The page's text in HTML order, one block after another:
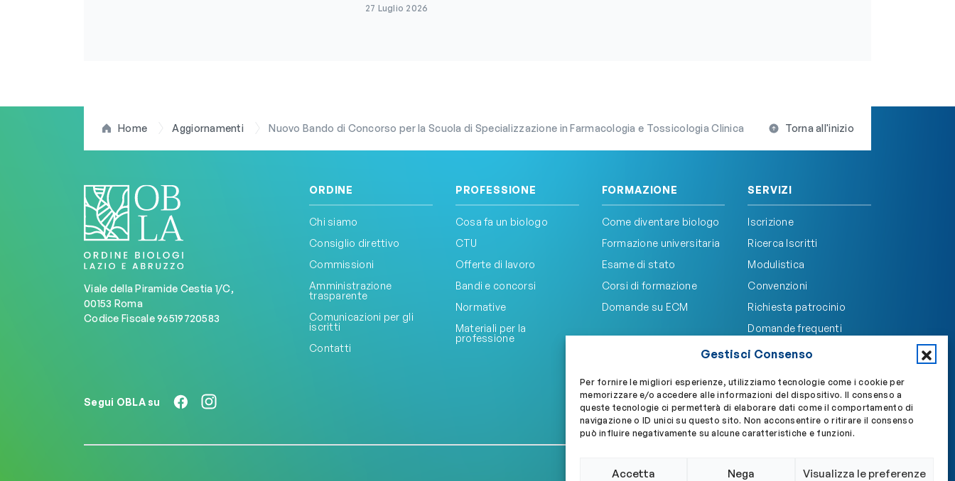
Gestisci Consenso
Per fornire le migliori esperienze, utilizziamo tecnologie come i cookie per
memorizzare e/o accedere alle informazioni del dispositivo. Il consenso a
queste tecnologie ci permetterà di elaborare dati come il comportamento di
navigazione o ID unici su questo sito. Non acconsentire o ritirare il consenso
può influire negativamente su alcune caratteristiche e funzioni.
Accetta Nega Visualizza le preferenze
27 Luglio 2026
Home Aggiornamenti Nuovo Bando di Concorso per la Scuola di Specializzazione in Farmacologia e Tossicologia Clinica Torna all'inizio
Viale della Piramide Cestia 1/C,
00153 Roma
Codice Fiscale 96519720583
ORDINE
Chi siamo
Consiglio direttivo
Commissioni
Amministrazione
trasparente
Comunicazioni per gli
iscritti
Contatti
PROFESSIONE
Cosa fa un biologo
CTU
Offerte di lavoro
Bandi e concorsi
Normative
Materiali per la
professione
FORMAZIONE
Come diventare biologo
Formazione universitaria
Esame di stato
Corsi di formazione
Domande su ECM
SERVIZI
Iscrizione
Ricerca Iscritti
Modulistica
Convenzioni
Richiesta patrocinio
Domande frequenti
Segui OBLA su Accedi a My OBLA Accedi alla PEC